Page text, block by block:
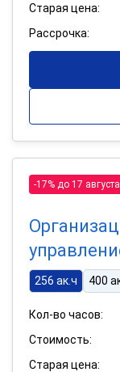
Старая цена:
Рассрочка:
-17% до 17 августа
256 ак.ч 400
Кол-во часов:
Стоимость:
Старая цена: